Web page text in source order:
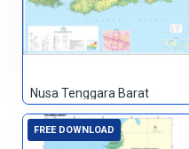
Nusa Tenggara Barat
FREE DOWNLOAD